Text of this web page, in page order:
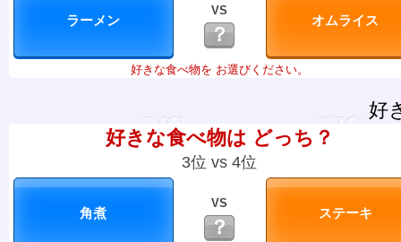
VS
？
好きな食べ物を お選びください。
好
好きな食べ物は どっち？
3位 vs 4位
VS
？